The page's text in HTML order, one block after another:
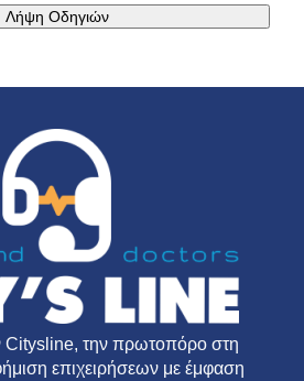
Citysline, την πρωτοπόρο στη
επιχειρήσεων με έμφαση